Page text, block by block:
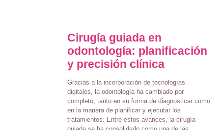
Cirugía guiada en
odontología: planificación
y precisión clínica
Gracias a la incorporación de tecnologías
digitales, la odontología ha cambiado por
completo, tanto en su forma de diagnosticar como
en la manera de planificar y ejecutar los
tratamientos. Entre estos avances, la cirugía